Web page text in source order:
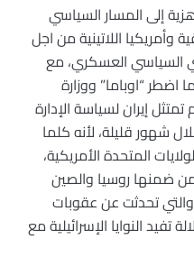
إلى المسار السياسي
اللاتينية من اجل
السياسي العسكري، مع
“اوباما” ووزارة
إيران لسياسة الإدارة
شهور قليلة، لأنه كلما
المتحدة الأمريكية،
ضمنها روسيا والصين
والتي تحدثت عن عقوبات
النوايا الإسرائيلية مع